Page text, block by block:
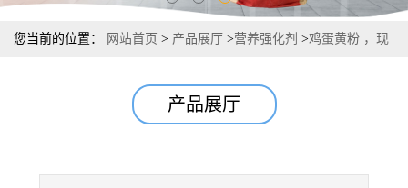
您当前的位置： 网站首页 > 产品展厅 >营养强化剂 >鸡蛋黄粉 ，现
产品展厅